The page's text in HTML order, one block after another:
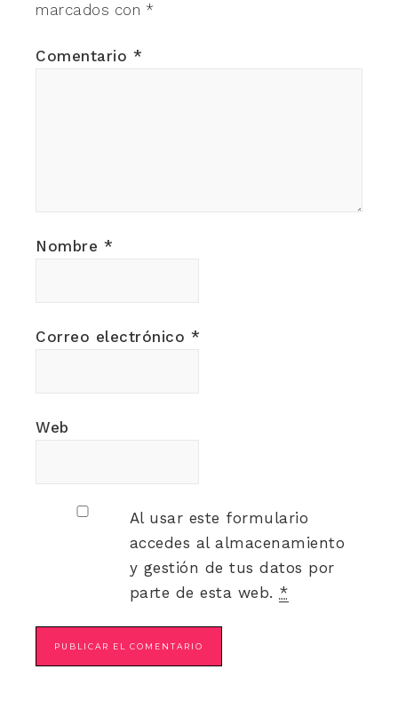
marcados con *
Comentario *
Nombre *
Correo electrónico *
Web
Al usar este formulario
accedes al almacenamiento
y gestión de tus datos por
parte de esta web. *